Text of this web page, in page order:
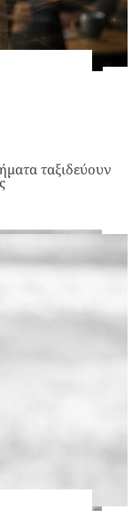
ταξιδεύουν